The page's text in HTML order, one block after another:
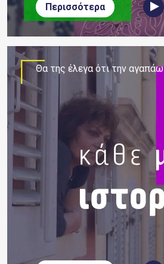
Περισσότερα
Θα της έλεγα ότι την αγαπάω